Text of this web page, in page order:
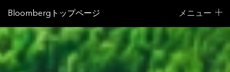
Bloombergトップページ メニュー